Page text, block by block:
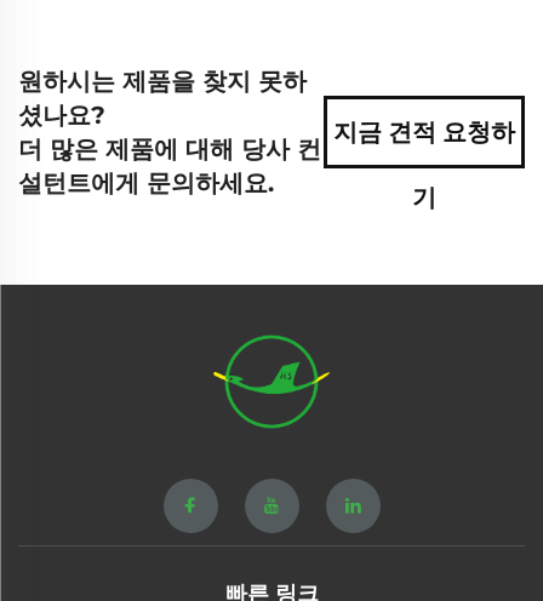
원하시는 제품을 찾지 못하
셨나요?
더 많은 제품에 대해 당사 컨
설턴트에게 문의하세요.
지금 견적 요청하
기
빠른 링크